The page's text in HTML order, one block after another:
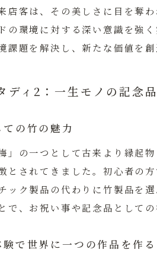
店客は、その美しさに目を奪
の環境に対する深い意識を強
課題を解決し、新たな価値を創
ディ2：一生モノの記念
の竹の魅力
」の一つとして古来より縁起
とされてきました。初心者の
ック製品の代わりに竹製品を
で、お祝い事や記念品としての
で世界に一つの作品を作る